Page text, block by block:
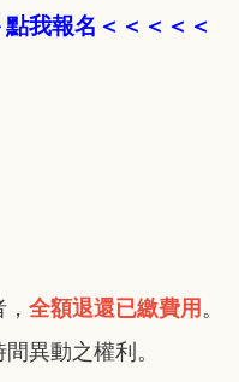
點我報名 ＜ ＜＜＜ ＜
全額退還已繳費用 。
異動之權利。